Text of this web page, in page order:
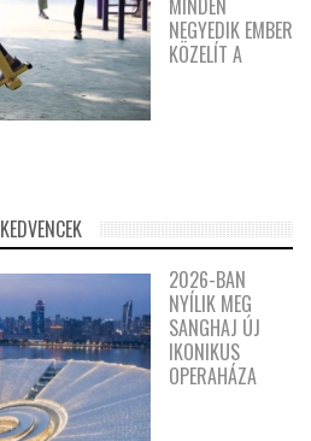
MINDEN
NEGYEDIK EMBER
KÖZELÍT A
KEDVENCEK
2026-BAN
NYÍLIK MEG
SANGHAJ ÚJ
IKONIKUS
OPERAHÁZA